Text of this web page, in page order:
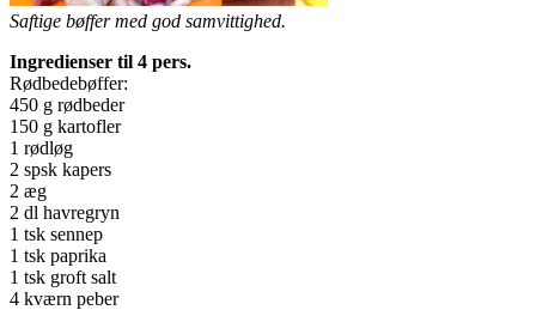
Saftige bøffer med god samvittighed.
Ingredienser til 4 pers.
Rødbedebøffer:
450 g rødbeder
150 g kartofler
1 rødløg
2 spsk kapers
2 æg
2 dl havregryn
1 tsk sennep
1 tsk paprika
1 tsk groft salt
4 kværn peber